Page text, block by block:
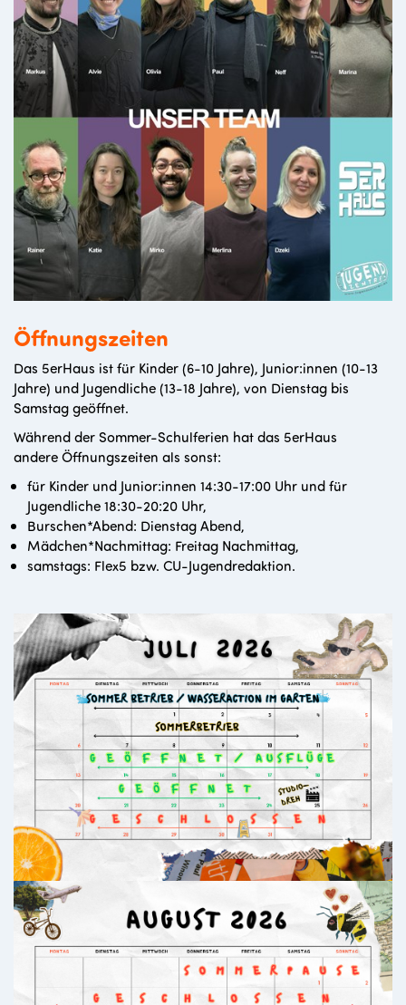
Öffnungszeiten
Das 5erHaus ist für Kinder (6-10 Jahre), Junior:innen (10-13
Jahre) und Jugendliche (13-18 Jahre), von Dienstag bis
Samstag geöffnet.
Während der Sommer-Schulferien hat das 5erHaus
andere Öffnungszeiten als sonst:
für Kinder und Junior:innen 14:30-17:00 Uhr und für
Jugendliche 18:30-20:20 Uhr,
Burschen*Abend: Dienstag Abend,
Mädchen*Nachmittag: Freitag Nachmittag,
samstags: Flex5 bzw. CU-Jugendredaktion.